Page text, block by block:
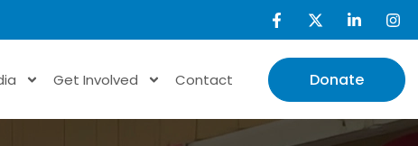
Get Involved Contact Donate